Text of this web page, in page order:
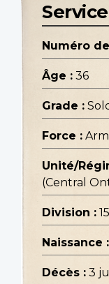
Numéro
Âge : 36
Grade :
Force :
Unité/
(Central
Division :
Naissance :
Décès : 3